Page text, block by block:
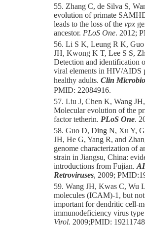
55. Zhang C, de Silva S,
evolution of primate
leads to the loss of the vpx
ancestor. PLoS One. 2012;
56. Li S K, Leung R K,
JH, Kwong K T, Lee S S,
Detection and identification
viral elements in HIV/AIDS
healthy adults. Clin
PMID: 22084916.
57. Liu J, Chen K, Wang
Molecular evolution of the
factor tetherin. PLoS One.
58. Guo D, Ding N, Xu Y,
JH, He G, Yang R, and
genome characterization of
strain in Jiangsu, China:
introductions from Fujian.
Retroviruses, 2009; PMID:
59. Wang JH, Kwas C, Wu
molecules (ICAM)-1, but
important for dendritic cell-
immunodeficiency virus type
Virol. 2009;PMID: 19211748